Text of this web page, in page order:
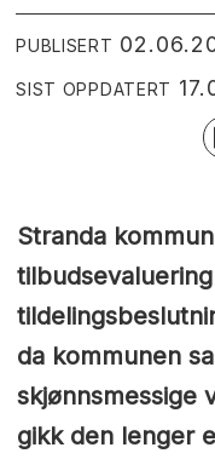
PUBLISERT
SIST OPPDATERT
Stranda
da kommunen
skjønnsmessige
gikk den lenger